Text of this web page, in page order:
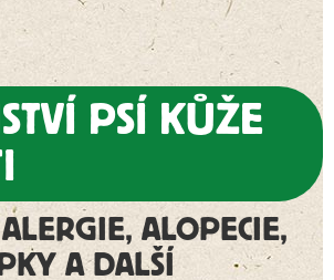
PSÍ KŮŽE
ALOPECIE,
A DALŠÍ